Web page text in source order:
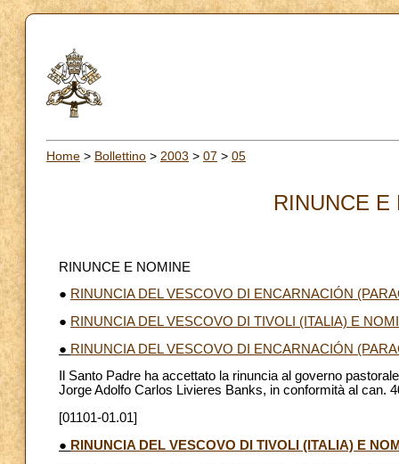
Home > Bollettino > 2003 > 07 > 05
RINUNCE E
RINUNCE E NOMINE
● RINUNCIA DEL VESCOVO DI ENCARNACIÓN
● RINUNCIA DEL VESCOVO DI TIVOLI (ITALIA) E
● RINUNCIA DEL VESCOVO DI ENCARNACIÓN
Il Santo Padre ha accettato la rinuncia al governo
Jorge Adolfo Carlos Livieres Banks, in conformità al can.
[01101-01.01]
● RINUNCIA DEL VESCOVO DI TIVOLI (ITALIA) E